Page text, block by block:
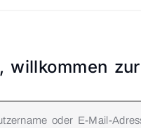
willkommen